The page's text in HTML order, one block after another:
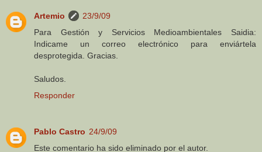
Artemio
23/9/09
Para Gestión y Servicios Medioambientales Saidia:
Indicame un correo electrónico para enviártela
desprotegida. Gracias.
Saludos.
Responder
Pablo Castro 24/9/09
Este comentario ha sido eliminado por el autor.